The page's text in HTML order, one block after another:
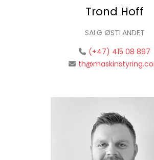
Trond Hoff
SALG ØSTLANDET
(+47) 415 08 897